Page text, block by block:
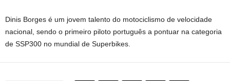
Dinis Borges é um jovem talento do motociclismo de velocidade
nacional, sendo o primeiro piloto português a pontuar na categoria
de SSP300 no mundial de Superbikes.